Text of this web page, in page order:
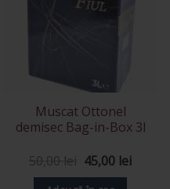
Muscat Ottonel
demisec Bag-in-Box 3l
50,00 lei Prețul
inițial
a
45,00 leiPrețul